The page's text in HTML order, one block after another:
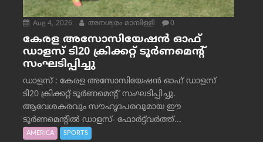
Aug 4, 2026 അനശ്വരം മാമ്പിള്ളി 0
കേരള അസോസിയേഷൻ ഓഫ്
ഡാളസ് ടി20 ക്രിക്കറ്റ് ടൂർണമെന്റ്
സംഘടിപ്പിച്ചു
ഡാളസ് : കേരള അസോസിയേഷൻ ഓഫ് ഡാളസ്
ടി20 ക്രിക്കറ്റ് ടൂർണമെന്റ് സംഘടിപ്പിച്ചു.
ആവേശകരവും സൗഹൃദപരവുമായ ഈ
ടൂർണമെന്റിൽ ഡാളസ്- ഫോർട്ട്‌വര്‍ത്ത്...
AMERICA SPORTS